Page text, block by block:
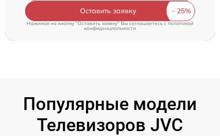
Оставить заявку
Нажимая на кнопку "Оставить заявку" Вы соглашаетесь cполитикой
конфиденциальности
Популярные модели
Телевизоров JVC